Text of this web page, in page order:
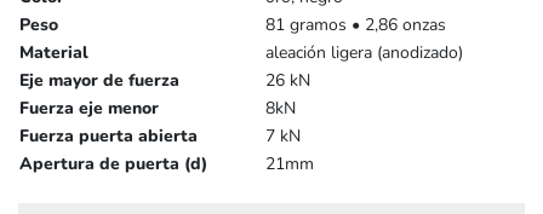
Peso
81 gramos • 2,86 onzas
Material
aleación ligera (anodizado)
Eje mayor de fuerza
26 kN
Fuerza eje menor
8kN
Fuerza puerta abierta
7 kN
Apertura de puerta (d)
21mm